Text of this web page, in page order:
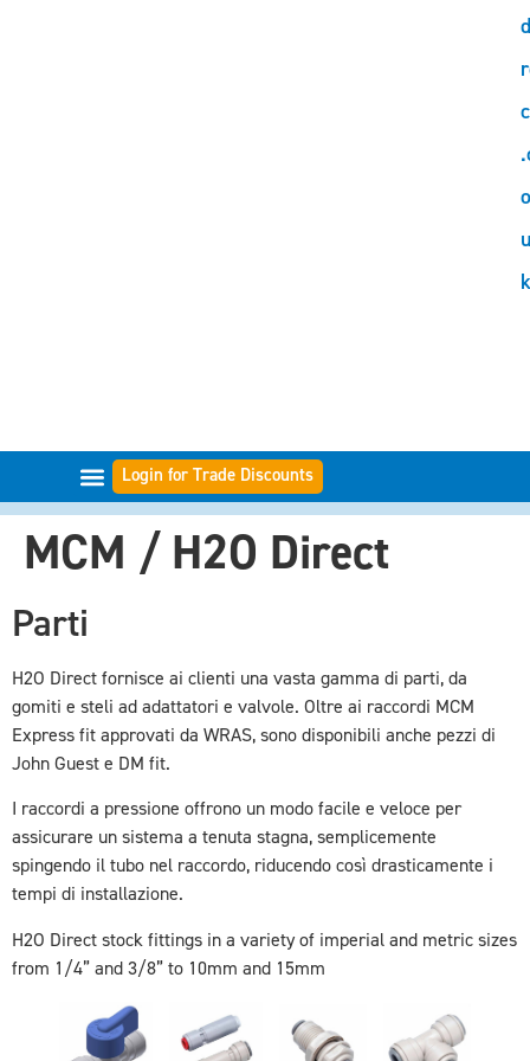
u
k
Login for Trade Discounts
MCM / H2O Direct
Parti
H2O Direct fornisce ai clienti una vasta gamma di parti, da
gomiti e steli ad adattatori e valvole. Oltre ai raccordi MCM
Express fit approvati da WRAS, sono disponibili anche pezzi di
John Guest e DM fit.
I raccordi a pressione offrono un modo facile e veloce per
assicurare un sistema a tenuta stagna, semplicemente
spingendo il tubo nel raccordo, riducendo così drasticamente i
tempi di installazione.
H2O Direct stock fittings in a variety of imperial and metric sizes
from 1/4” and 3/8” to 10mm and 15mm